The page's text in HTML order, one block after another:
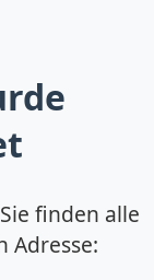
finden alle
Adresse: